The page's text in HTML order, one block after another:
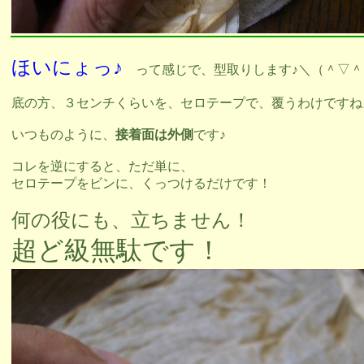
ほいにょっ♪ って感じで、型取りします♪＼（＾▽
底の方、３センチくらいを、セロテープで、覆うわけです
いつものように、 接着面は外側 です♪
コレを逆にすると、ただ単に、
セロテープをビンに、くっつけるだけです！
何の役にも、立ちません！
超ど級無駄です！